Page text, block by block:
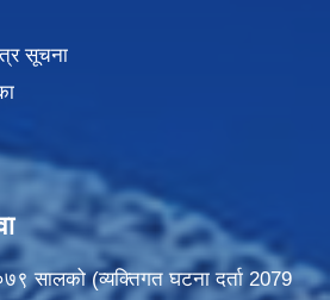
सूचना
सालको (व्यक्तिगत घटना दर्ता 2079